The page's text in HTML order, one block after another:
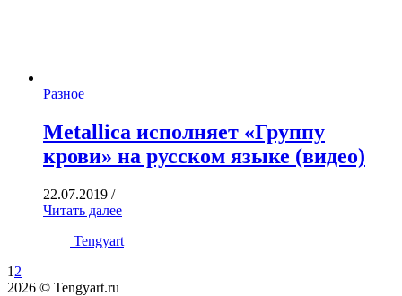
Разное
Metallica исполняет «Группу
крови» на русском языке (видео)
22.07.2019 /
Читать далее
Tengyart
1 2
2026 © Tengyart.ru